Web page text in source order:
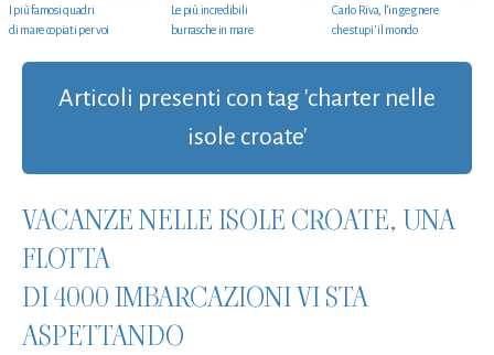
I più famosi quadri
di mare copiati per voi
Le più incredibili
burrasche in mare
Carlo Riva, l’ingegnere
che stupi' il mondo
Articoli presenti con tag 'charter nelle
isole croate'
VACANZE NELLE ISOLE CROATE, UNA
FLOTTA
DI 4000 IMBARCAZIONI VI STA
ASPETTANDO